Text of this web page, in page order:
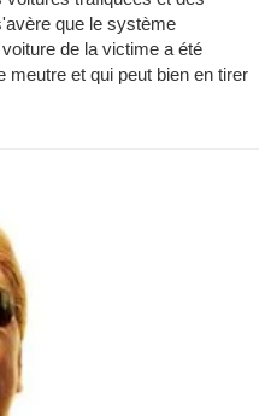
que le système
de la victime a été
meutre et qui peut bien en tirer